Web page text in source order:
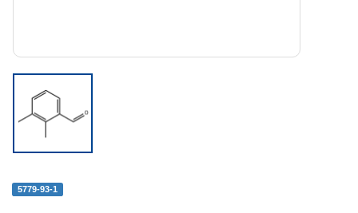
5779-93-1